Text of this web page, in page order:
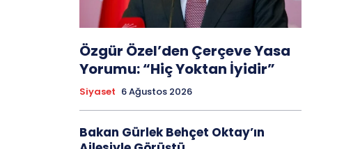
Özgür Özel’den Çerçeve Yasa
Yorumu: “Hiç Yoktan İyidir”
Siyaset 6 Ağustos 2026
Bakan Gürlek Behçet Oktay’ın